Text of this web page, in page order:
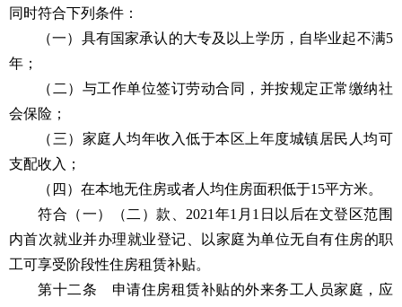
同时符合下列条件：
（一）具有国家承认的大专及以上学历，自毕业起不满5
年；
（二）与工作单位签订劳动合同，并按规定正常缴纳社
会保险；
（三）家庭人均年收入低于本区上年度城镇居民人均可
支配收入；
（四）在本地无住房或者人均住房面积低于15平方米。
符合（一）（二）款、2021年1月1日以后在文登区范围
内首次就业并办理就业登记、以家庭为单位无自有住房的职
工可享受阶段性住房租赁补贴。
第十二条 申请住房租赁补贴的外来务工人员家庭，应